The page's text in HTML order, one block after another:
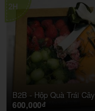
B2B - Hộp Quà Trái Cây
600,000đ
2H